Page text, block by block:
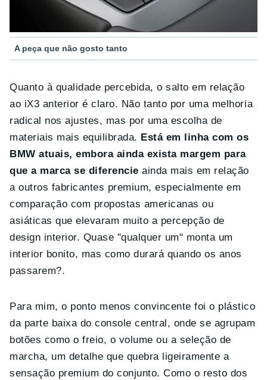
A peça que não gosto tanto
Quanto à qualidade percebida, o salto em relação
ao iX3 anterior é claro. Não tanto por uma melhoria
radical nos ajustes, mas por uma escolha de
materiais mais equilibrada. Está em linha com os
BMW atuais, embora ainda exista margem para
que a marca se diferencie ainda mais em relação
a outros fabricantes premium, especialmente em
comparação com propostas americanas ou
asiáticas que elevaram muito a percepção de
design interior. Quase "qualquer um" monta um
interior bonito, mas como durará quando os anos
passarem?.
Para mim, o ponto menos convincente foi o plástico
da parte baixa do console central, onde se agrupam
botões como o freio, o volume ou a seleção de
marcha, um detalhe que quebra ligeiramente a
sensação premium do conjunto. Como o resto dos